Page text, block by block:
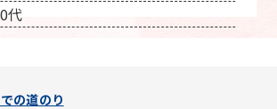
代
の道のり